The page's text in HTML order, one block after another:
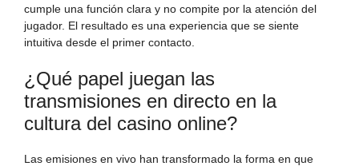
cumple una función clara y no compite por la atención del
jugador. El resultado es una experiencia que se siente
intuitiva desde el primer contacto.
¿Qué papel juegan las
transmisiones en directo en la
cultura del casino online?
Las emisiones en vivo han transformado la forma en que